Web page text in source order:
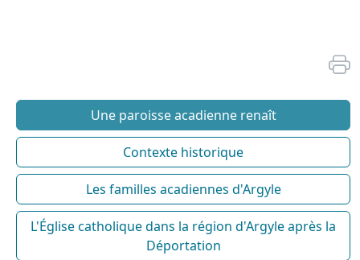
Une paroisse acadienne renaît
Contexte historique
Les familles acadiennes d'Argyle
L'Église catholique dans la région d'Argyle après la
Déportation